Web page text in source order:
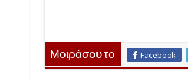
Μοιράσου το Facebook